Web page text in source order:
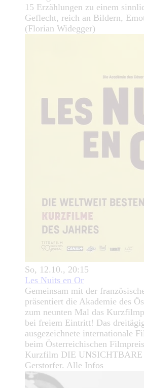
15 Erzählungen zu einem
Geflecht, reich an Bildern,
(Florian Widegger)
So, 12.10., 20:15
Les Nuits en Or
Gemeinsam mit der
präsentiert die Akademie des
zum neunten Mal das
bei freiem Eintritt! Das
ausgezeichnete internationale
beim Österreichischen
Kurzfilm DIE
Gerstorfer. Alle Infos